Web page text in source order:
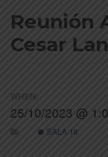
Reunión
Cesar
WHEN:
25/10/2023 @
SALA 18